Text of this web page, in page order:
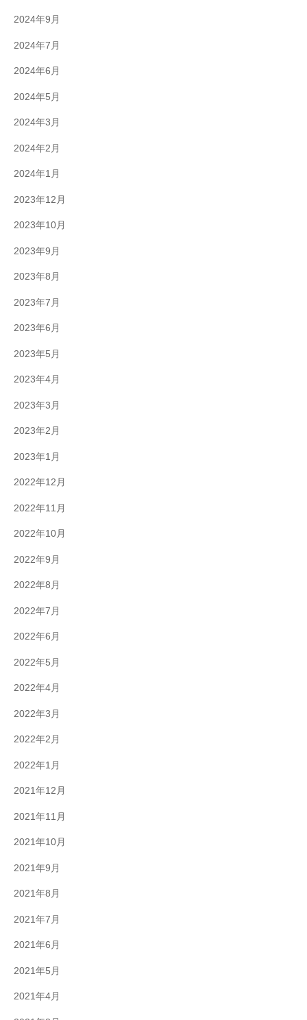
2024年9月
2024年7月
2024年6月
2024年5月
2024年3月
2024年2月
2024年1月
2023年12月
2023年10月
2023年9月
2023年8月
2023年7月
2023年6月
2023年5月
2023年4月
2023年3月
2023年2月
2023年1月
2022年12月
2022年11月
2022年10月
2022年9月
2022年8月
2022年7月
2022年6月
2022年5月
2022年4月
2022年3月
2022年2月
2022年1月
2021年12月
2021年11月
2021年10月
2021年9月
2021年8月
2021年7月
2021年6月
2021年5月
2021年4月